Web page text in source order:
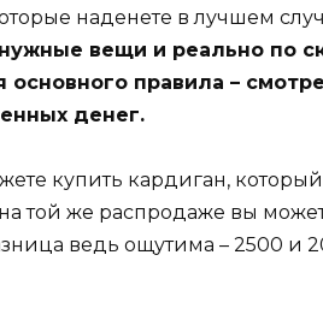
наденете в лучшем
вещи и реально по
основного правила –
денег.
купить кардиган,
той же распродаже вы
ведь ощутима – 2500 и